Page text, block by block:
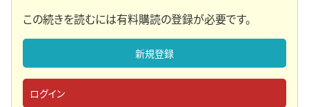
この続きを読むには有料購読の登録が必要です。
新規登録
ログイン